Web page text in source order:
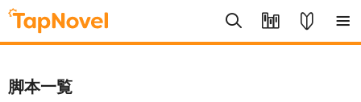
脚本一覧